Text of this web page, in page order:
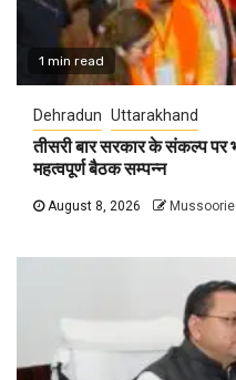
1 min read
Dehradun Uttarakhand
तीसरी बार सरकार के संकल्प पर
महत्वपूर्ण बैठक सम्पन्न
August 8, 2026